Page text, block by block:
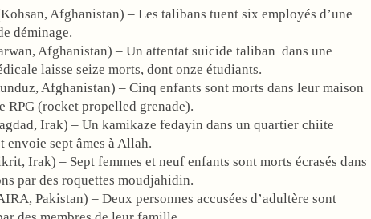
Afghanistan) – Les talibans tuent six employés d’une
déminage.
Afghanistan) – Un attentat suicide taliban dans une
laisse seize morts, dont onze étudiants.
Afghanistan) – Cinq enfants sont morts dans leur maison
RPG (rocket propelled grenade).
Irak) – Un kamikaze fedayin dans un quartier chiite
envoie sept âmes à Allah.
Irak) – Sept femmes et neuf enfants sont morts écrasés dans
par des roquettes moudjahidin.
Pakistan) – Deux personnes accusées d’adultère sont